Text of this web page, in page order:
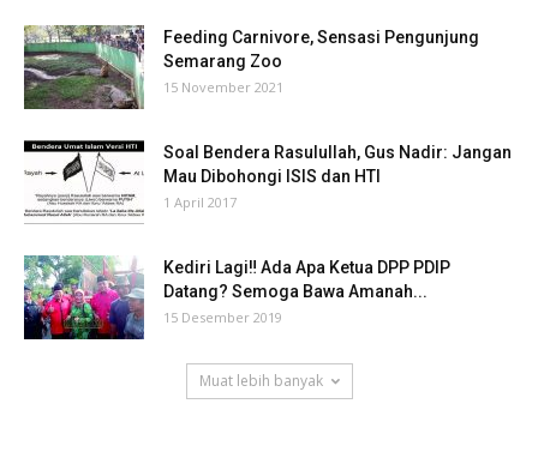
Feeding Carnivore, Sensasi Pengunjung
Semarang Zoo
15 November 2021
Soal Bendera Rasulullah, Gus Nadir: Jangan
Mau Dibohongi ISIS dan HTI
1 April 2017
Kediri Lagi‼ Ada Apa Ketua DPP PDIP
Datang? Semoga Bawa Amanah...
15 Desember 2019
Muat lebih banyak